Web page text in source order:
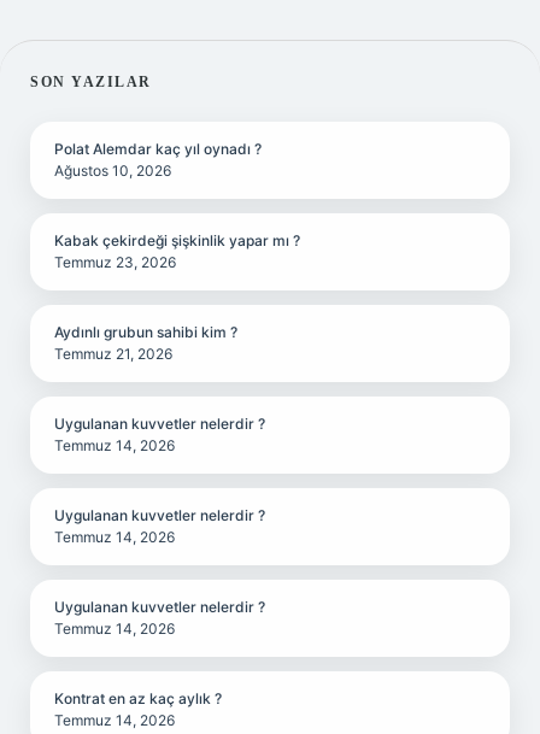
SIDEBAR
SON YAZILAR
Polat Alemdar kaç yıl oynadı ?
Ağustos 10, 2026
Kabak çekirdeği şişkinlik yapar mı ?
Temmuz 23, 2026
Aydınlı grubun sahibi kim ?
Temmuz 21, 2026
Uygulanan kuvvetler nelerdir ?
Temmuz 14, 2026
Uygulanan kuvvetler nelerdir ?
Temmuz 14, 2026
Uygulanan kuvvetler nelerdir ?
Temmuz 14, 2026
Kontrat en az kaç aylık ?
Temmuz 14, 2026